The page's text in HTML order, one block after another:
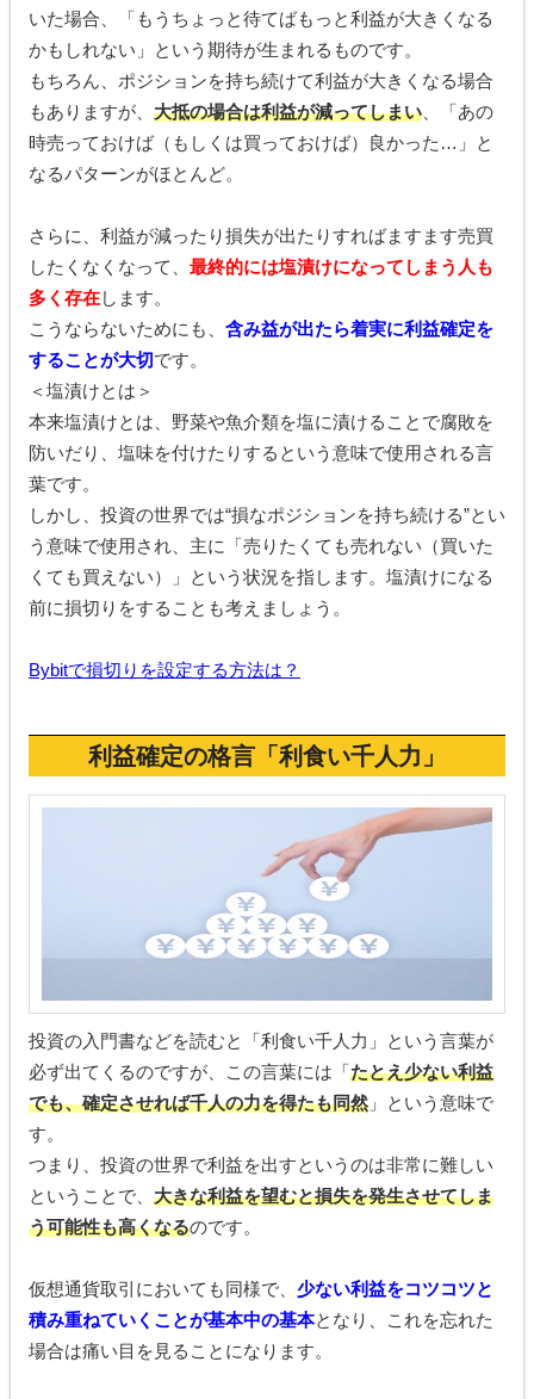
いた場合、「もうちょっと待てばもっと利益が大きくなる
かもしれない」という期待が生まれるものです。
もちろん、ポジションを持ち続けて利益が大きくなる場合
もありますが、 大抵の場合は利益が減ってしまい、「あの
時売っておけば（もしくは買っておけば）良かった…」と
なるパターンがほとんど。
さらに、利益が減ったり損失が出たりすればますます売買
したくなくなって、 最終的には塩漬けになってしまう人も
多く存在します。
こうならないためにも、 含み益が出たら着実に利益確定を
することが大切です。
＜塩漬けとは＞
本来塩漬けとは、野菜や魚介類を塩に漬けることで腐敗を
防いだり、塩味を付けたりするという意味で使用される言
葉です。
しかし、投資の世界では“損なポジションを持ち続ける”とい
う意味で使用され、主に「売りたくても売れない（買いた
くても買えない）」という状況を指します。塩漬けになる
前に損切りをすることも考えましょう。
Bybitで損切りを設定する方法は？
利益確定の格言「利食い千人力 」
投資の入門書などを読むと「利食い千人力」という言葉が
必ず出てくるのですが、この言葉には「たとえ少ない利益
でも、確定させれば千人の力を得たも同然」という意味で
す。
つまり、投資の世界で利益を出すというのは非常に難しい
ということで、 大きな利益を望むと損失を発生させてしま
う可能性も高くなるのです。
仮想通貨取引においても同様で、 少ない利益をコツコツと
積み重ねていくことが基本中の基本となり、これを忘れた
場合は痛い目を見ることになります。